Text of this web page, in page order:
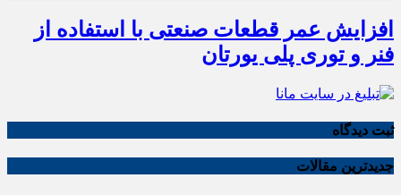
افزایش عمر قطعات صنعتی با استفاده از
فنر و توری پلی یورتان
ثبت دیدگاه
جدیدترین مقالات